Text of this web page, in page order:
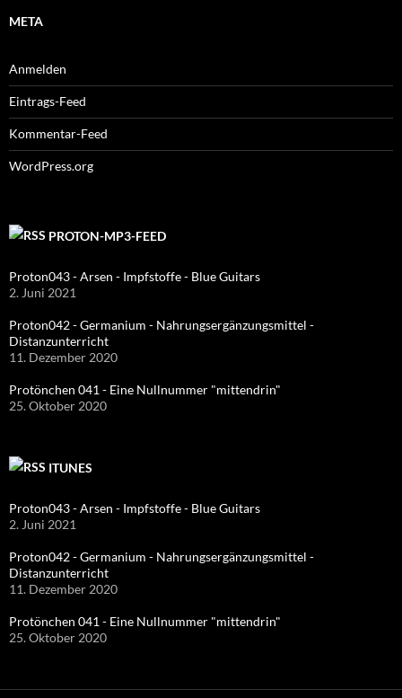
META
Anmelden
Eintrags-Feed
Kommentar-Feed
WordPress.org
PROTON-MP3-FEED
Proton043 - Arsen - Impfstoffe - Blue Guitars
2. Juni 2021
Proton042 - Germanium - Nahrungsergänzungsmittel -
Distanzunterricht
11. Dezember 2020
Protönchen 041 - Eine Nullnummer "mittendrin"
25. Oktober 2020
ITUNES
Proton043 - Arsen - Impfstoffe - Blue Guitars
2. Juni 2021
Proton042 - Germanium - Nahrungsergänzungsmittel -
Distanzunterricht
11. Dezember 2020
Protönchen 041 - Eine Nullnummer "mittendrin"
25. Oktober 2020